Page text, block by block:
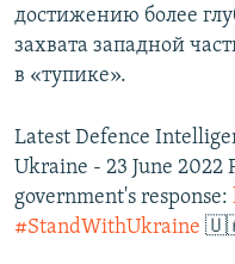
достижению более
захвата западной
в «тупике».
Latest Defence
Ukraine - 23 June 2022
government's response:
#StandWithUkraine